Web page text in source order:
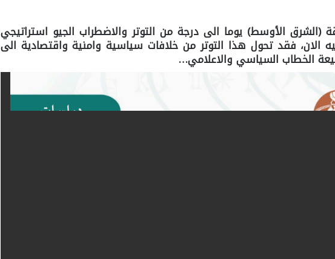
الأوسط) يوما الى درجة من التوتر والاضطراب الجيو استراتيجي
الان، فقد تحول هذا التوتر من خلافات سياسية وامنية واقتصادية الى
الخطاب السياسي والاعلامي…